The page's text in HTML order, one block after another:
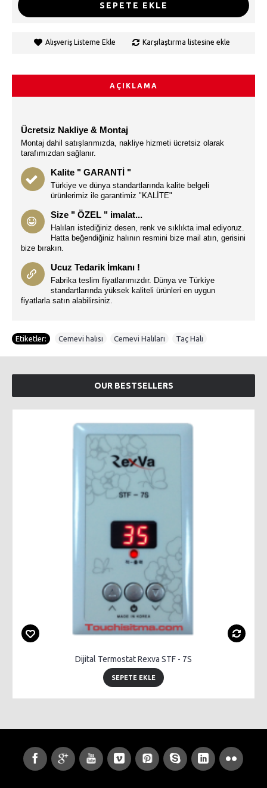
SEPETE EKLE
Alışveriş Listeme Ekle Karşılaştırma listesine ekle
AÇIKLAMA
Ücretsiz Nakliye & Montaj
Montaj dahil satışlarımızda, nakliye hizmeti ücretsiz olarak
tarafımızdan sağlanır.
Kalite " GARANTİ "
Türkiye ve dünya standartlarında kalite belgeli
ürünlerimiz ile garantimiz "KALİTE"
Size " ÖZEL " imalat...
Halıları istediğiniz desen, renk ve sıklıkta imal ediyoruz.
Hatta beğendiğiniz halının resmini bize mail atın, gerisini
bize bırakın.
Ucuz Tedarik İmkanı !
Fabrika teslim fiyatlarımızdır. Dünya ve Türkiye
standartlarında yüksek kaliteli ürünleri en uygun
fiyatlarla satın alabilirsiniz.
Etiketler: Cemevi halısı Cemevi Halıları Taç Halı
OUR BESTSELLERS
Dijital Termostat Rexva STF - 7S
SEPETE EKLE